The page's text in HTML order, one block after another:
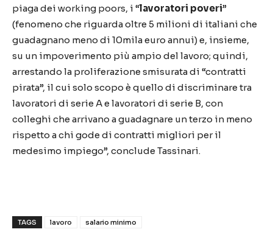
piaga dei working poors, i “lavoratori poveri”
(fenomeno che riguarda oltre 5 milioni di italiani che
guadagnano meno di 10mila euro annui) e, insieme,
su un impoverimento più ampio del lavoro; quindi,
arrestando la proliferazione smisurata di “contratti
pirata”, il cui solo scopo è quello di discriminare tra
lavoratori di serie A e lavoratori di serie B, con
colleghi che arrivano a guadagnare un terzo in meno
rispetto a chi gode di contratti migliori per il
medesimo impiego”, conclude Tassinari.
TAGS lavoro salario minimo